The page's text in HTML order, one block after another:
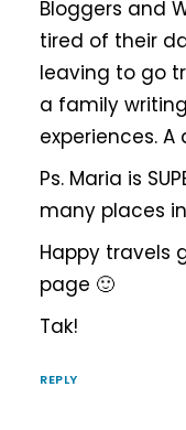
Bloggers and
tired of their
leaving to go
a family
experiences.
Ps. Maria is
many places
Happy travels
page 🙂
Tak!
REPLY